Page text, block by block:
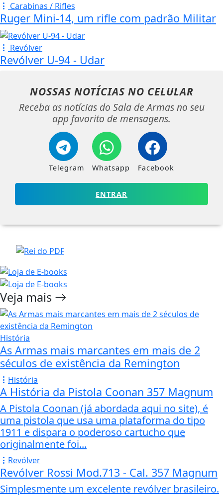
Carabinas / Rifles
Ruger Mini-14, um rifle com padrão Militar
Revólver
Revólver U-94 - Udar
NOSSAS NOTÍCIAS NO CELULAR
Receba as notícias do Sala de Armas no seu
app favorito de mensagens.
Telegram Whatsapp Facebook
ENTRAR
Veja mais
História
As Armas mais marcantes em mais de 2
séculos de existência da Remington
História
A História da Pistola Coonan 357 Magnum
A Pistola Coonan (já abordada aqui no site), é
uma pistola que usa uma plataforma do tipo
1911 e dispara o poderoso cartucho que
originalmente foi...
Revólver
Revólver Rossi Mod.713 - Cal. 357 Magnum
Simplesmente um excelente revólver brasileiro.